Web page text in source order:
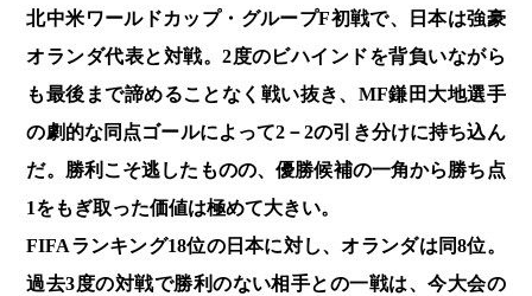
北中米ワールドカップ・グループF初戦で、日本は強豪
オランダ代表と対戦。2度のビハインドを背負いながら
も最後まで諦めることなく戦い抜き、MF鎌田大地選手
の劇的な同点ゴールによって2－2の引き分けに持ち込ん
だ。勝利こそ逃したものの、優勝候補の一角から勝ち点
1をもぎ取った価値は極めて大きい。
FIFAランキング18位の日本に対し、オランダは同8位。
過去3度の対戦で勝利のない相手との一戦は、今大会の